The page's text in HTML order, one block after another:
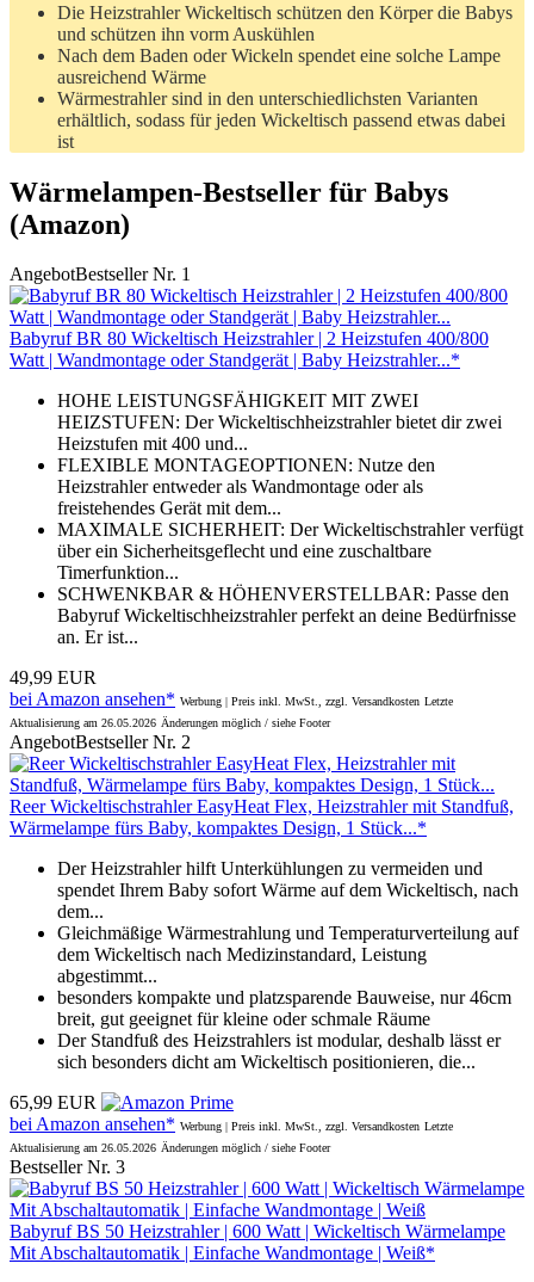
Die Heizstrahler Wickeltisch schützen den Körper die Babys
und schützen ihn vorm Auskühlen
Nach dem Baden oder Wickeln spendet eine solche Lampe
ausreichend Wärme
Wärmestrahler sind in den unterschiedlichsten Varianten
erhältlich, sodass für jeden Wickeltisch passend etwas dabei
ist
Wärmelampen-Bestseller für Babys
(Amazon)
AngebotBestseller Nr. 1
Babyruf BR 80 Wickeltisch Heizstrahler | 2 Heizstufen 400/800
Watt | Wandmontage oder Standgerät | Baby Heizstrahler...*
HOHE LEISTUNGSFÄHIGKEIT MIT ZWEI
HEIZSTUFEN: Der Wickeltischheizstrahler bietet dir zwei
Heizstufen mit 400 und...
FLEXIBLE MONTAGEOPTIONEN: Nutze den
Heizstrahler entweder als Wandmontage oder als
freistehendes Gerät mit dem...
MAXIMALE SICHERHEIT: Der Wickeltischstrahler verfügt
über ein Sicherheitsgeflecht und eine zuschaltbare
Timerfunktion...
SCHWENKBAR & HÖHENVERSTELLBAR: Passe den
Babyruf Wickeltischheizstrahler perfekt an deine Bedürfnisse
an. Er ist...
49,99 EUR
bei Amazon ansehen* Werbung | Preis inkl. MwSt., zzgl. Versandkosten Letzte
Aktualisierung am 26.05.2026 Änderungen möglich / siehe Footer
AngebotBestseller Nr. 2
Reer Wickeltischstrahler EasyHeat Flex, Heizstrahler mit Standfuß,
Wärmelampe fürs Baby, kompaktes Design, 1 Stück...*
Der Heizstrahler hilft Unterkühlungen zu vermeiden und
spendet Ihrem Baby sofort Wärme auf dem Wickeltisch, nach
dem...
Gleichmäßige Wärmestrahlung und Temperaturverteilung auf
dem Wickeltisch nach Medizinstandard, Leistung
abgestimmt...
besonders kompakte und platzsparende Bauweise, nur 46cm
breit, gut geeignet für kleine oder schmale Räume
Der Standfuß des Heizstrahlers ist modular, deshalb lässt er
sich besonders dicht am Wickeltisch positionieren, die...
65,99 EUR
bei Amazon ansehen* Werbung | Preis inkl. MwSt., zzgl. Versandkosten Letzte
Aktualisierung am 26.05.2026 Änderungen möglich / siehe Footer
Bestseller Nr. 3
Babyruf BS 50 Heizstrahler | 600 Watt | Wickeltisch Wärmelampe
Mit Abschaltautomatik | Einfache Wandmontage | Weiß*